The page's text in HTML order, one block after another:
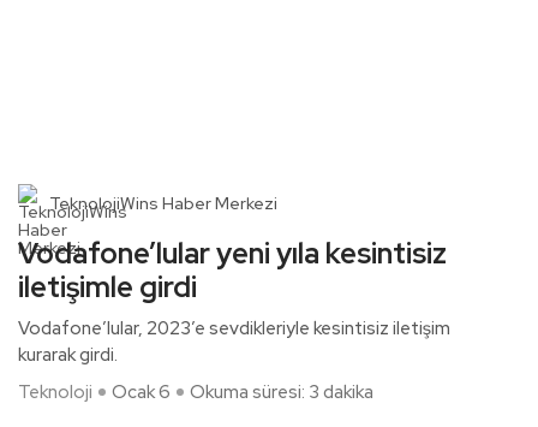
TeknolojiWins Haber Merkezi
Vodafone’lular yeni yıla kesintisiz
iletişimle girdi
Vodafone’lular, 2023’e sevdikleriyle kesintisiz iletişim
kurarak girdi.
Teknoloji
Ocak 6 Okuma süresi: 3 dakika